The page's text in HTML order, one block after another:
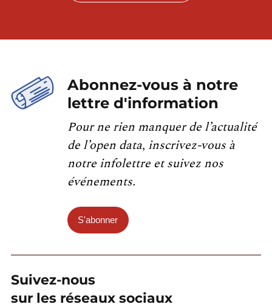
Abonnez-vous à notre
lettre d'information
Pour ne rien manquer de l’actualité
de l’open data, inscrivez-vous à
notre infolettre et suivez nos
événements.
S'abonner
Suivez-nous
sur les réseaux sociaux